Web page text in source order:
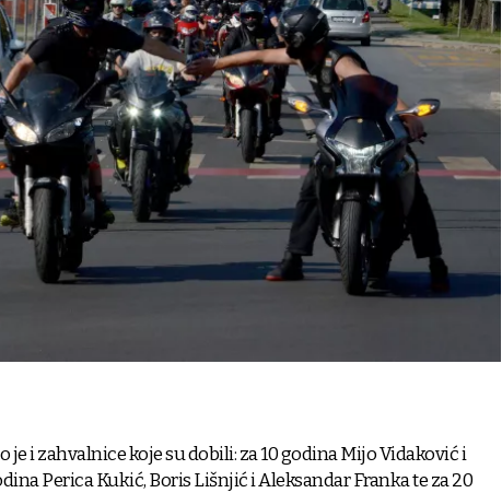
je i zahvalnice koje su dobili: za 10 godina Mijo Vidaković i
Perica Kukić, Boris Lišnjić i Aleksandar Franka te za 20